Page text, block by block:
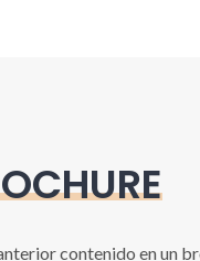
contenido en un